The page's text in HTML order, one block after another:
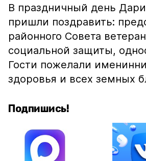
В праздничный день
пришли поздравить:
районного Совета
социальной защиты,
Гости пожелали
здоровья и всех земных
Подпишись!